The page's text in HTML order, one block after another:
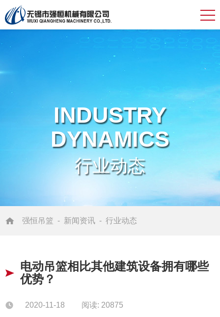
INDUSTRY
DYNAMICS
行业动态
强恒吊篮 - 新闻资讯 - 行业动态
电动吊篮相比其他建筑设备拥有哪些
优势？
2020-11-18 阅读: 20875